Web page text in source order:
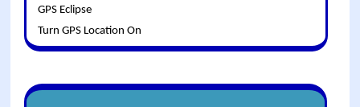
GPS Eclipse
Turn GPS Location On